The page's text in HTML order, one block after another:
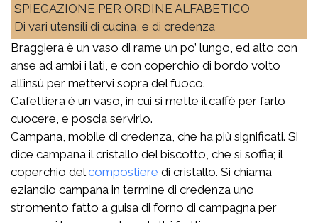
SPIEGAZIONE PER ORDINE ALFABETICO
Di vari utensili di cucina, e di credenza
Braggiera è un vaso di rame un po’ lungo, ed alto con
anse ad ambi i lati, e con coperchio di bordo volto
all’insù per mettervi sopra del fuoco.
Cafettiera è un vaso, in cui si mette il caffè per farlo
cuocere, e poscia servirlo.
Campana, mobile di credenza, che ha più significati. Si
dice campana il cristallo del biscotto, che si soffia; il
coperchio delcompostiere di cristallo. Si chiama
eziandio campana in termine di credenza uno
stromento fatto a guisa di forno di campagna per